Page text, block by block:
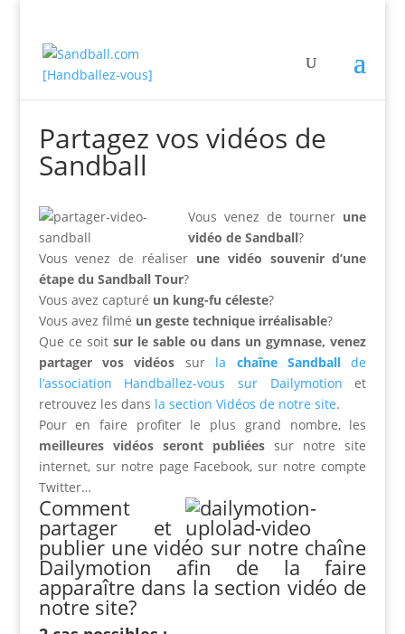
Partagez vos vidéos de
Sandball
Vous venez de tourner une
vidéo de Sandball?
Vous venez de réaliser une vidéo souvenir d’une
étape du Sandball Tour?
Vous avez capturé un kung-fu céleste?
Vous avez filmé un geste technique irréalisable?
Que ce soit sur le sable ou dans un gymnase, venez
partager vos vidéos sur la chaîne Sandball de
l’association Handballez-vous sur Dailymotion et
retrouvez les dans la section Vidéos de notre site.
Pour en faire profiter le plus grand nombre, les
meilleures vidéos seront publiées sur notre site
internet, sur notre page Facebook, sur notre compte
Twitter…
Comment
partager et
publier une vidéo sur notre chaîne
Dailymotion afin de la faire
apparaître dans la section vidéo de
notre site?